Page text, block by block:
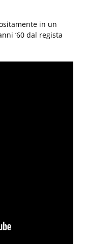
in un
‘60 dal regista